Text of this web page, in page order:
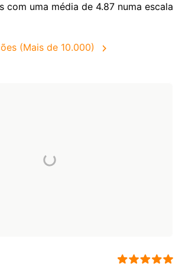
com uma média de 4.87 numa escala
(Mais de 10.000)